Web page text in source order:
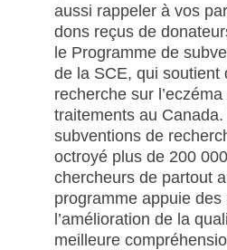
aussi rappeler à vos
dons reçus de
le Programme de
de la SCE, qui soutient
recherche sur
traitements au
subventions de
octroyé plus de 200
chercheurs de partout
programme appuie
l’amélioration de la
meilleure